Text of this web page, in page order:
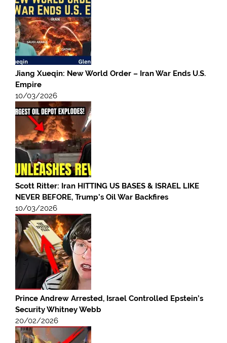
Jiang Xueqin: New World Order – Iran War Ends U.S.
Empire
10/03/2026
Scott Ritter: Iran HITTING US BASES & ISRAEL LIKE
NEVER BEFORE, Trump’s Oil War Backfires
10/03/2026
Prince Andrew Arrested, Israel Controlled Epstein’s
Security Whitney Webb
20/02/2026